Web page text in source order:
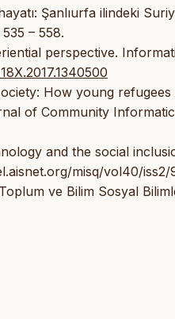
Şanlıurfa ilindeki
– 558.
perspective.
How young
of Community
and the social
misq/vol40/iss2/
ve Bilim Sosyal